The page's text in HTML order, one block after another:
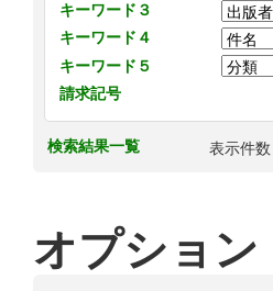
キーワード３
キーワード４
キーワード５
請求記号
検索結果一覧 表示件数
オプション